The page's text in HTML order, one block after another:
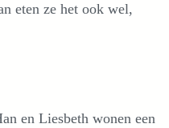
eten ze het ook wel,
en Liesbeth wonen een